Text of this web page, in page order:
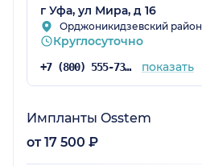
г Уфа, ул Мира, д 16
Орджоникидзевский район
Круглосуточно
+7 (800) 555-73-67 показать
Импланты Osstem
от 17 500 ₽